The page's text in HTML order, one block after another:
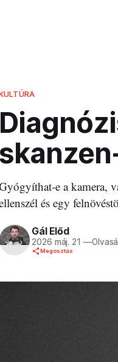
e a kamera,
és egy
Gál Előd
2026 máj. 21 —
Megosztás